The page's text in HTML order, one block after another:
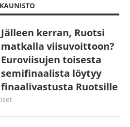
Jälleen kerran, Ruotsi
matkalla viisuvoittoon?
Euroviisujen toisesta
semifinaalista löytyy
finaalivastusta Ruotsille